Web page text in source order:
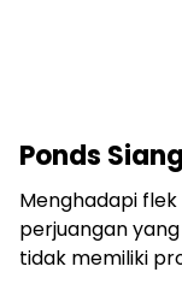
Ponds
Menghadapi
perjuangan
tidak memiliki